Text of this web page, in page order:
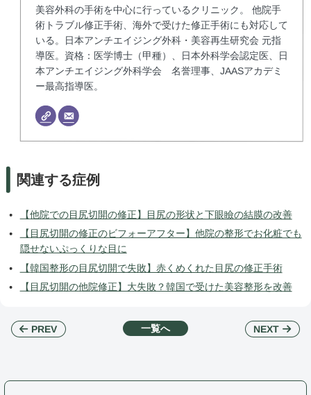
美容外科の手術を中心に行っているクリニック。 他院手
術トラブル修正手術、海外で受けた修正手術にも対応して
いる。日本アンチエイジング外科・美容再生研究会 元指
導医。資格：医学博士（甲種）、日本外科学会認定医、日
本アンチエイジング外科学会 名誉理事、JAASアカデミ
ー最高指導医。
関連する症例
【他院での目尻切開の修正】目尻の形状と下眼瞼の結膜の改善
【目尻切開の修正のビフォーアフター】他院の整形でお化粧でも
隠せないぷっくりな目に
【韓国整形の目尻切開で失敗】赤くめくれた目尻の修正手術
【目尻切開の他院修正】大失敗？韓国で受けた美容整形を改善
PREV 一覧へ NEXT